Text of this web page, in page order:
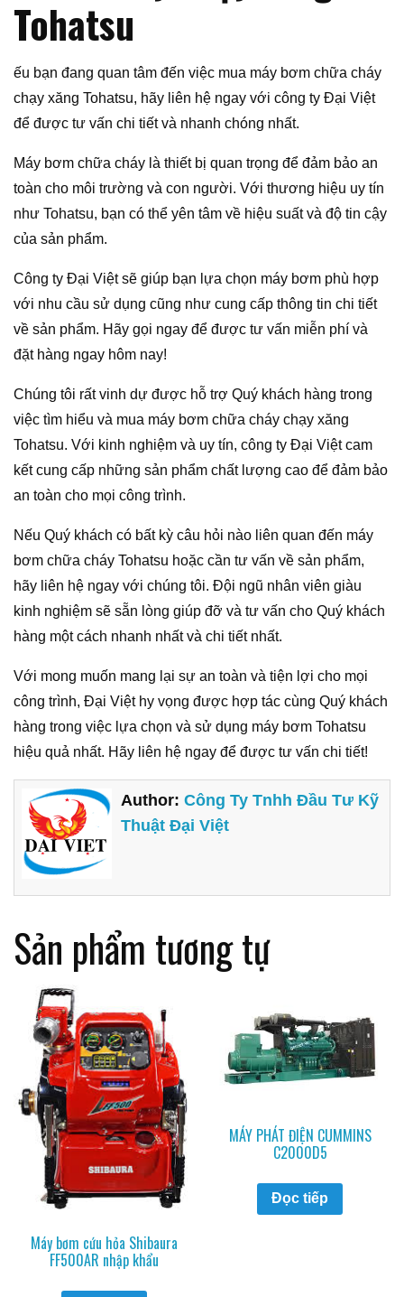
Tohatsu
ếu bạn đang quan tâm đến việc mua máy bơm chữa cháy
chạy xăng Tohatsu, hãy liên hệ ngay với công ty Đại Việt
để được tư vấn chi tiết và nhanh chóng nhất.
Máy bơm chữa cháy là thiết bị quan trọng để đảm bảo an
toàn cho môi trường và con người. Với thương hiệu uy tín
như Tohatsu, bạn có thể yên tâm về hiệu suất và độ tin cậy
của sản phẩm.
Công ty Đại Việt sẽ giúp bạn lựa chọn máy bơm phù hợp
với nhu cầu sử dụng cũng như cung cấp thông tin chi tiết
về sản phẩm. Hãy gọi ngay để được tư vấn miễn phí và
đặt hàng ngay hôm nay!
Chúng tôi rất vinh dự được hỗ trợ Quý khách hàng trong
việc tìm hiểu và mua máy bơm chữa cháy chạy xăng
Tohatsu. Với kinh nghiệm và uy tín, công ty Đại Việt cam
kết cung cấp những sản phẩm chất lượng cao để đảm bảo
an toàn cho mọi công trình.
Nếu Quý khách có bất kỳ câu hỏi nào liên quan đến máy
bơm chữa cháy Tohatsu hoặc cần tư vấn về sản phẩm,
hãy liên hệ ngay với chúng tôi. Đội ngũ nhân viên giàu
kinh nghiệm sẽ sẵn lòng giúp đỡ và tư vấn cho Quý khách
hàng một cách nhanh nhất và chi tiết nhất.
Với mong muốn mang lại sự an toàn và tiện lợi cho mọi
công trình, Đại Việt hy vọng được hợp tác cùng Quý khách
hàng trong việc lựa chọn và sử dụng máy bơm Tohatsu
hiệu quả nhất. Hãy liên hệ ngay để được tư vấn chi tiết!
Author:Công Ty Tnhh Đầu Tư Kỹ
Thuật Đại Việt
Sản phẩm tương tự
Máy bơm cứu hỏa Shibaura
FF500AR nhập khẩu
MÁY PHÁT ĐIỆN CUMMINS
C2000D5
Đọc tiếp